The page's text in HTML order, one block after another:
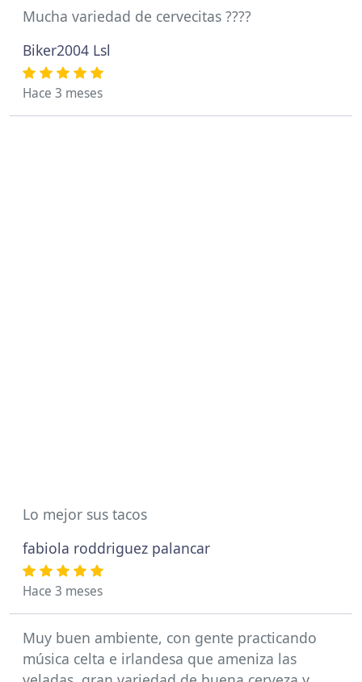
Mucha variedad de cervecitas ????
Biker2004 Lsl
Hace 3 meses
Lo mejor sus tacos
fabiola roddriguez palancar
Hace 3 meses
Muy buen ambiente, con gente practicando
música celta e irlandesa que ameniza las